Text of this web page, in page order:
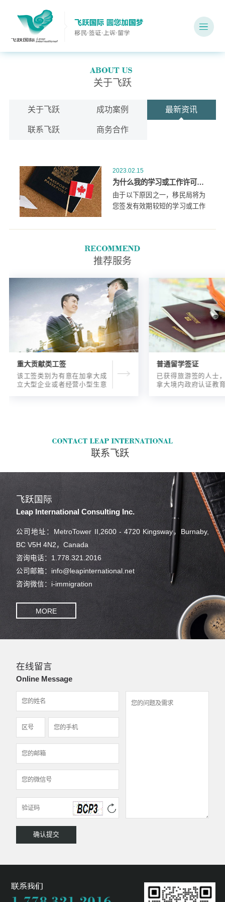
关于飞跃
关于飞跃 成功案例 最新资讯
联系飞跃 商务合作
2023.02.15
为什么我的学习或工作许可只在部分时间内有效？
由于以下原因之一，移民局将为
您签发有效期较短的学习或工作
您计划的逗留期结束前过期。您
(IEC)，而您的健康保险有效期
不够长。
推荐服务
重大贡献类工签
该工签类别为有意在加拿大成
立大型企业或者经营小型生意
普通留学签证
已获得旅游签的人士
拿大境内政府认证教
联系飞跃
飞跃国际
Leap International Consulting Inc.
公司地址：MetroTower II,2600 - 4720 Kingsway，Burnaby,
BC V5H 4N2，Canada
咨询电话：1.778.321.2016
公司邮箱：info@leapinternational.net
咨询微信：i-immigration
MORE
在线留言
Online Message